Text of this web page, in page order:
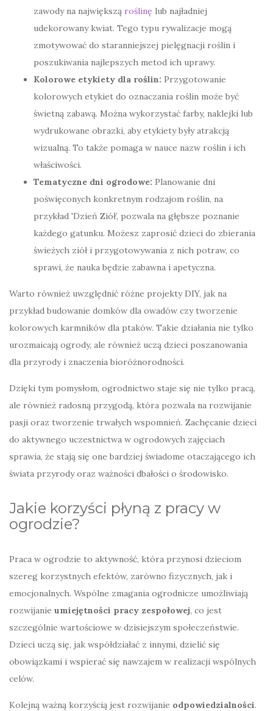
zawody na największą roślinę lub najładniej
udekorowany kwiat. Tego typu rywalizacje mogą
zmotywować do staranniejszej pielęgnacji roślin i
poszukiwania najlepszych metod ich uprawy.
Kolorowe etykiety dla roślin: Przygotowanie
kolorowych etykiet do oznaczania roślin może być
świetną zabawą. Można wykorzystać farby, naklejki lub
wydrukowane obrazki, aby etykiety były atrakcją
wizualną. To także pomaga w nauce nazw roślin i ich
właściwości.
Tema­tyczne dni ogrodowe: Planowanie dni
poświęconych konkretnym rodzajom roślin, na
przykład 'Dzień Ziół’, pozwala na głębsze poznanie
każdego gatunku. Możesz zaprosić dzieci do zbierania
świeżych ziół i przygotowywania z nich potraw, co
sprawi, że nauka będzie zabawna i apetyczna.
Warto również uwzględnić różne projekty DIY, jak na
przykład budowanie domków dla owadów czy tworzenie
kolorowych karmników dla ptaków. Takie działania nie tylko
urozmaicają ogrody, ale również uczą dzieci poszanowania
dla przyrody i znaczenia bioróżnorodności.
Dzięki tym pomysłom, ogrodnictwo staje się nie tylko pracą,
ale również radosną przygodą, która pozwala na rozwijanie
pasji oraz tworzenie trwałych wspomnień. Zachęcanie dzieci
do aktywnego uczestnictwa w ogrodowych zajęciach
sprawia, że stają się one bardziej świadome otaczającego ich
świata przyrody oraz ważności dbałości o środowisko.
Jakie korzyści płyną z pracy w
ogrodzie?
Praca w ogrodzie to aktywność, która przynosi dzieciom
szereg korzystnych efektów, zarówno fizycznych, jak i
emocjonalnych. Wspólne zmagania ogrodnicze umożliwiają
rozwijanie umiejętności pracy zespołowej, co jest
szczególnie wartościowe w dzisiejszym społeczeństwie.
Dzieci uczą się, jak współdziałać z innymi, dzielić się
obowiązkami i wspierać się nawzajem w realizacji wspólnych
celów.
Kolejną ważną korzyścią jest rozwijanie odpowiedzialności.